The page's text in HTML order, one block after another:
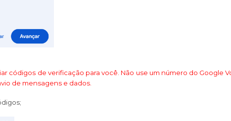
códigos de verificação para você. Não use um número do Google
de mensagens e dados.